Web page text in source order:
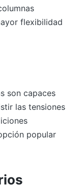
flexibilidad
son capaces
las tensiones
popular